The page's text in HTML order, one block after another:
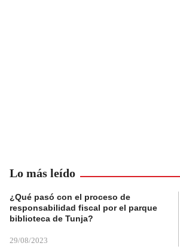
Lo más leído
¿Qué pasó con el proceso de
responsabilidad fiscal por el parque
biblioteca de Tunja?
29/08/2023